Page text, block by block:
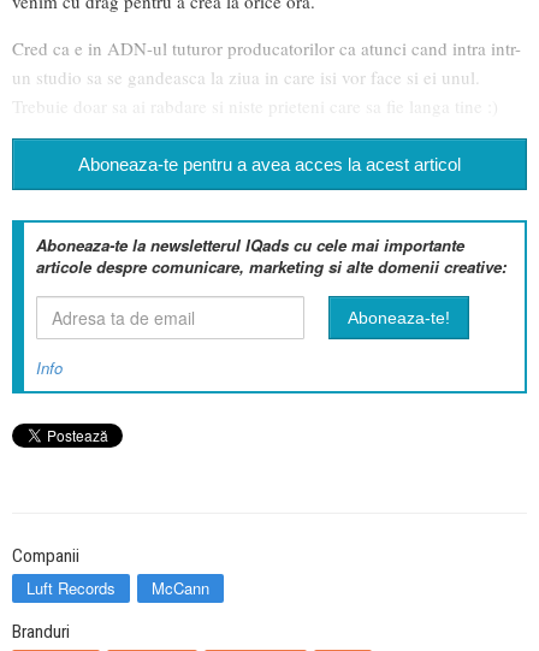
Cred ca e in ADN-ul tuturor producatorilor ca atunci cand intra intr-
un studio sa se gandeasca la ziua in care isi vor face si ei unul.
Trebuie doar sa ai rabdare si niste prieteni care sa fie langa tine :)
Aboneaza-te pentru a avea acces la acest articol
Aboneaza-te la newsletterul IQads cu cele mai importante
articole despre comunicare, marketing si alte domenii creative:
Info
Companii
Luft Records McCann
Branduri